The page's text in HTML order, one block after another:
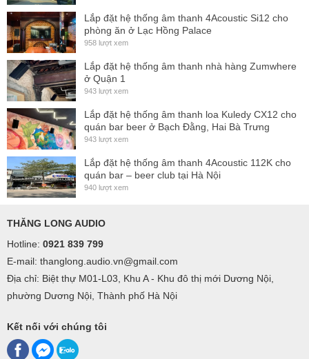
Lắp đặt hệ thống âm thanh 4Acoustic Si12 cho
phòng ăn ở Lạc Hồng Palace
958 lượt xem
Lắp đặt hệ thống âm thanh nhà hàng Zumwhere
ở Quận 1
943 lượt xem
Lắp đặt hệ thống âm thanh loa Kuledy CX12 cho
quán bar beer ở Bạch Đằng, Hai Bà Trưng
943 lượt xem
Lắp đặt hệ thống âm thanh 4Acoustic 112K cho
quán bar – beer club tại Hà Nội
940 lượt xem
THĂNG LONG AUDIO
Hotline: 0921 839 799
E-mail: thanglong.audio.vn@gmail.com
Địa chỉ: Biệt thự M01-L03, Khu A - Khu đô thị mới Dương Nội,
phường Dương Nội, Thành phố Hà Nội
Kết nối với chúng tôi